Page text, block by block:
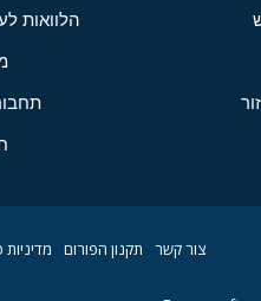
הלוואות
צור קשר תקנון הפורום